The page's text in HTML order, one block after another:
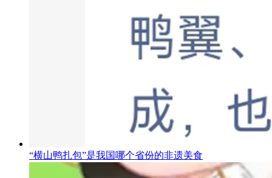
“横山鸭扎包”是我国哪个省份的非遗美食